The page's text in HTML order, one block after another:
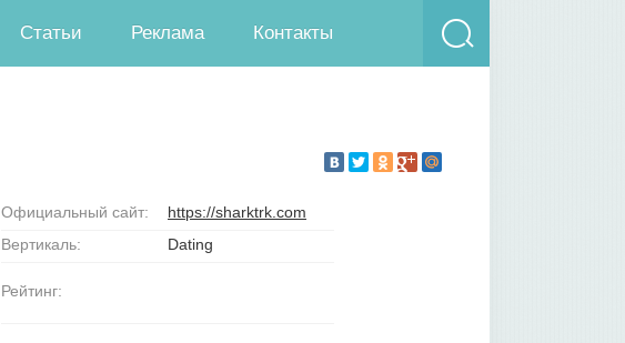
Статьи Реклама Контакты
Официальный сайт:
https://sharktrk.com
Вертикаль:
Dating
Рейтинг: